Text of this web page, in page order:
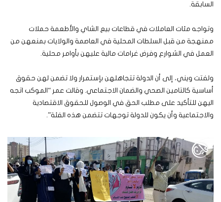
السابقة.
وتواجه مئات العاملات في قطاعات بيع الشاي والأطعمة حملات
ممنهجة من قبل السلطات المحلية في العاصمة والولايات بمنعهن من
العمل في الشوارع وفرض غرامات مالية عليهن بأوامر محلية.
ولفتت ويني، إلى أن الدولة تتجاهلهن بإستمرار ولا تضمن لهن حقوق
أساسية كالتامين الصحي والضمان الاجتماعي. وقالت عمر “الموكب اتجه
اليهن للتأكيد على مطلب الحق في الوصول للحقوق الاقتصادية
والاجتماعية وأن يكون للدولة توجهات تتضمن هذه الفئة”.